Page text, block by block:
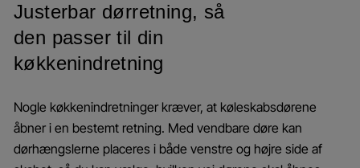
Justerbar dørretning, så
den passer til din
køkkenindretning
Nogle køkkenindretninger kræver, at køleskabsdørene
åbner i en bestemt retning. Med vendbare døre kan
dørhængslerne placeres i både venstre og højre side af